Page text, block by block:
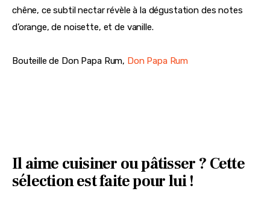
chêne, ce subtil nectar révèle à la dégustation des notes
d’orange, de noisette, et de vanille.
Bouteille de Don Papa Rum, Don Papa Rum
Il aime cuisiner ou pâtisser ? Cette
sélection est faite pour lui !